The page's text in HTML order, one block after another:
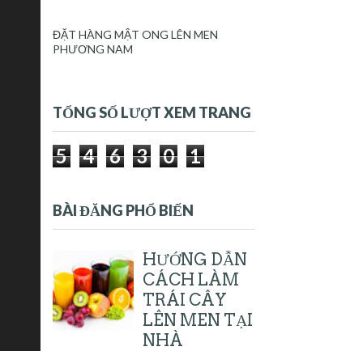
ĐẶT HÀNG MẬT ONG LÊN MEN
PHƯƠNG NAM
TỔNG SỐ LƯỢT XEM TRANG
5 4 6 3 0 1
BÀI ĐĂNG PHỔ BIẾN
HƯỚNG DẪN
CÁCH LÀM
TRÁI CÂY
LÊN MEN TẠI
NHÀ